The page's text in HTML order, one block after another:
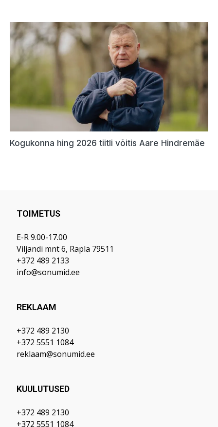
TOIMETUS
E-R 9.00-17.00
Viljandi mnt 6, Rapla 79511
+372 489 2133
info@sonumid.ee
REKLAAM
+372 489 2130
+372 5551 1084
reklaam@sonumid.ee
KUULUTUSED
+372 489 2130
+372 5551 1084